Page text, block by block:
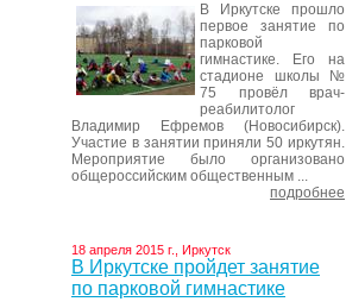
В Иркутске прошло
первое занятие по
парковой
гимнастике. Его на
стадионе школы №
75 провёл врач-
реабилитолог
Владимир Ефремов (Новосибирск).
Участие в занятии приняли 50 иркутян.
Мероприятие было организовано
общероссийским общественным ...
подробнее
18 апреля 2015 г., Иркутск
В Иркутске пройдет занятие
по парковой гимнастике